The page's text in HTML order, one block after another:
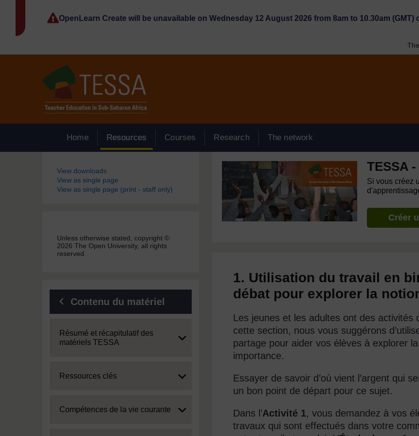
OpenLearn Create will be unavailable on Wednesday 12 August 2026 from 8am to 10.30am
Home Resources Courses Research The network
Blocs
View downloads
View as single page
View as single page (print - staff only)
Unless otherwise stated, copyright ©
2026 The Open University, all rights
reserved.
Contenu du matériel
Expand
Résumé et récapitulatif des
matériels TESSA
Expand
Ressources clés
Expand
Compétences de la vie courante
TESSA
Si vous créez
Créer
1. Utilisation du travail en
débat pour explorer la
Les jeunes et les adultes ont des activités
cette section, nous vous suggérons
partage pour aider vos élèves à explorer
importance.
Essayer de savoir d’où vient l’argent qui
un bon point de départ pour ce sujet.
Dans l’Activité 1, vous demandez à vos
travaux qui sont effectués dans votre